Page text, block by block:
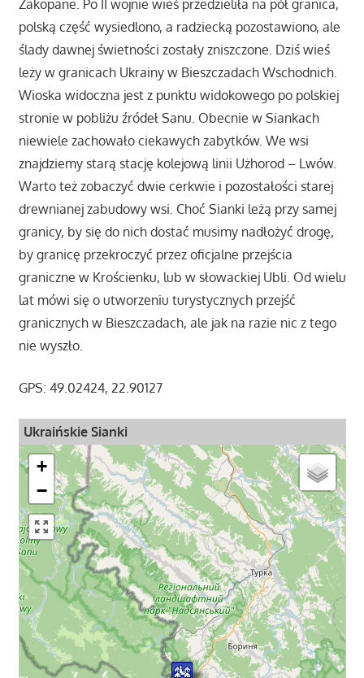
Zakopane. Po II wojnie wieś przedzieliła na pół granica,
polską część wysiedlono, a radziecką pozostawiono, ale
ślady dawnej świetności zostały zniszczone. Dziś wieś
leży w granicach Ukrainy w Bieszczadach Wschodnich.
Wioska widoczna jest z punktu widokowego po polskiej
stronie w pobliżu źródeł Sanu. Obecnie w Siankach
niewiele zachowało ciekawych zabytków. We wsi
znajdziemy starą stację kolejową linii Użhorod – Lwów.
Warto też zobaczyć dwie cerkwie i pozostałości starej
drewnianej zabudowy wsi. Choć Sianki leżą przy samej
granicy, by się do nich dostać musimy nadłożyć drogę,
by granicę przekroczyć przez oficjalne przejścia
graniczne w Krościenku, lub w słowackiej Ubli. Od wielu
lat mówi się o utworzeniu turystycznych przejść
granicznych w Bieszczadach, ale jak na razie nic z tego
nie wyszło.
GPS: 49.02424, 22.90127
Ukraińskie Sianki
+
−